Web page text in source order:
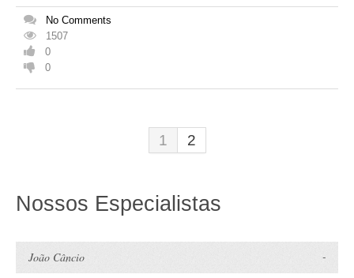
No Comments
1507
0
0
1 2
Nossos Especialistas
João Câncio